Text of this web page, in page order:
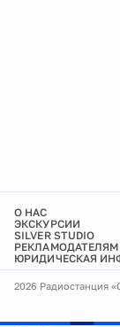
О НАС
ЭКСКУРСИИ
SILVER STUDIO
РЕКЛАМОДАТЕЛЯМ
ЮРИДИЧЕСКАЯ
2026 Радиостанция